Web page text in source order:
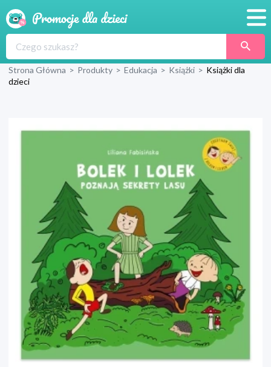
Produkty
Blog
Strona Główna > Produkty > Edukacja > Książki > Książki dla
dzieci